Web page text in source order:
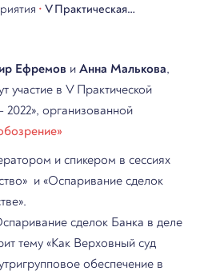
• V Практическая
Ефремов и Анна Малькова,
в V Практической
2022», организованной
и спикером в сессиях
и «Оспаривание сделок
сделок Банка в деле
тему «Как Верховный суд
обеспечение в